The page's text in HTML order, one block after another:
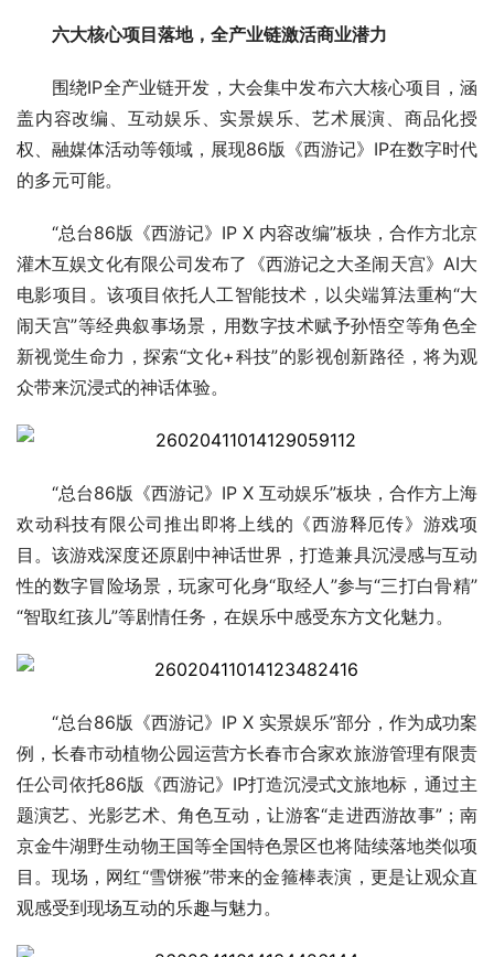
六大核心项目落地，全产业链激活商业潜力
围绕IP全产业链开发，大会集中发布六大核心项目，涵
盖内容改编、互动娱乐、实景娱乐、艺术展演、商品化授
权、融媒体活动等领域，展现86版《西游记》IP在数字时代
的多元可能。
“总台86版《西游记》IP X 内容改编”板块，合作方北京
灌木互娱文化有限公司发布了《西游记之大圣闹天宫》AI大
电影项目。该项目依托人工智能技术，以尖端算法重构“大
闹天宫”等经典叙事场景，用数字技术赋予孙悟空等角色全
新视觉生命力，探索“文化+科技”的影视创新路径，将为观
众带来沉浸式的神话体验。
“总台86版《西游记》IP X 互动娱乐”板块，合作方上海
欢动科技有限公司推出即将上线的《西游释厄传》游戏项
目。该游戏深度还原剧中神话世界，打造兼具沉浸感与互动
性的数字冒险场景，玩家可化身“取经人”参与“三打白骨精”
“智取红孩儿”等剧情任务，在娱乐中感受东方文化魅力。
“总台86版《西游记》IP X 实景娱乐”部分，作为成功案
例，长春市动植物公园运营方长春市合家欢旅游管理有限责
任公司依托86版《西游记》IP打造沉浸式文旅地标，通过主
题演艺、光影艺术、角色互动，让游客“走进西游故事”；南
京金牛湖野生动物王国等全国特色景区也将陆续落地类似项
目。现场，网红“雪饼猴”带来的金箍棒表演，更是让观众直
观感受到现场互动的乐趣与魅力。